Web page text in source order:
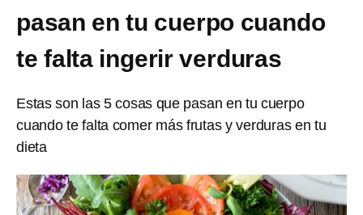
pasan en tu cuerpo cuando
te falta ingerir verduras
Estas son las 5 cosas que pasan en tu cuerpo
cuando te falta comer más frutas y verduras en tu
dieta